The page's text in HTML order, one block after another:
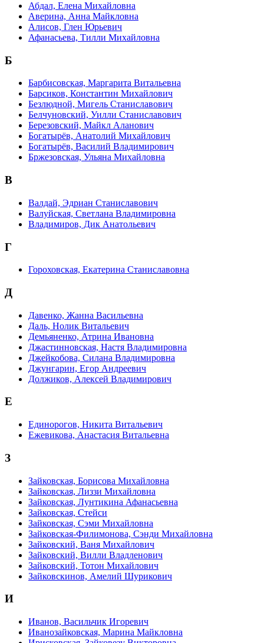
Абдал, Елена Михайловна
Аверина, Анна Майкловна
Алисов, Глен Юрьевич
Афанасьева, Тилли Михайловна
Б
Барбисовская, Маргарита Витальевна
Барсиков, Константин Михайлович
Безлюдной, Мигель Станиславович
Белчуновский, Уилли Станиславович
Березовский, Майкл Аланович
Богатырёв, Анатолий Михайлович
Богатырёв, Василий Владимирович
Бржезовская, Ульяна Михайловна
В
Валдай, Эдриан Станиславович
Валуйская, Светлана Владимировна
Владимиров, Дик Анатольевич
Г
Гороховская, Екатерина Станиславовна
Д
Давенко, Жанна Васильевна
Даль, Нолик Витальевич
Демьяненко, Атрина Ивановна
Джастинновская, Настя Владимировна
Джейкобова, Силана Владимировна
Джунгарин, Егор Андреевич
Должиков, Алексей Владимирович
Е
Единорогов, Никита Витальевич
Ежевикова, Анастасия Витальевна
З
Зайковская, Борисова Михайловна
Зайковская, Лиззи Михайловна
Зайковская, Лунтикина Афанасьевна
Зайковская, Стейси
Зайковская, Сэми Михайловна
Зайковская-Филимонова, Сэнди Михайловна
Зайковский, Ваня Михайлович
Зайковский, Вилли Владленович
Зайковский, Тотон Михайлович
Зайковскинов, Амелий Шурикович
И
Иванов, Васильчик Игоревич
Иванозайковская, Марина Майкловна